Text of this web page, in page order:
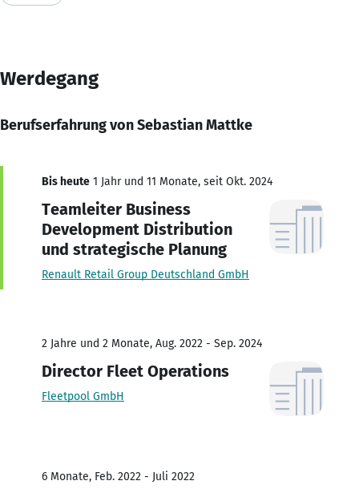
Werdegang
Berufserfahrung von Sebastian Mattke
Bis heute 1 Jahr und 11 Monate, seit Okt. 2024
Teamleiter Business
Development Distribution
und strategische Planung
Renault Retail Group Deutschland GmbH
2 Jahre und 2 Monate, Aug. 2022 - Sep. 2024
Director Fleet Operations
Fleetpool GmbH
6 Monate, Feb. 2022 - Juli 2022